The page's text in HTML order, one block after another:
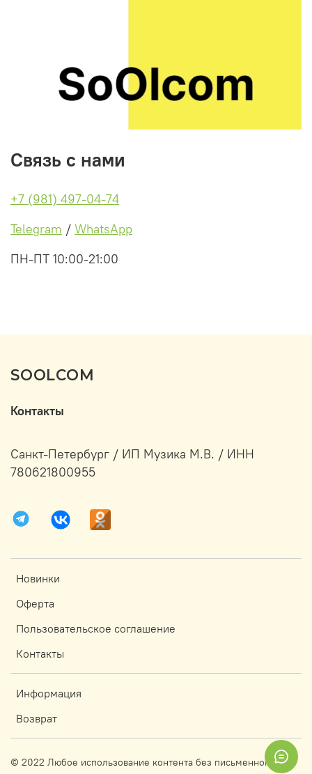
Связь с нами
+7 (981) 497-04-74
Telegram / WhatsApp
ПН-ПТ 10:00-21:00
SOOLCOM
Новинки
Оферта
Пользовательское соглашение
Контакты
Информация
Возврат
Контакты
Санкт-Петербург / ИП Музика М.В. / ИНН
780621800955
© 2022 Любое использование контента без письменного